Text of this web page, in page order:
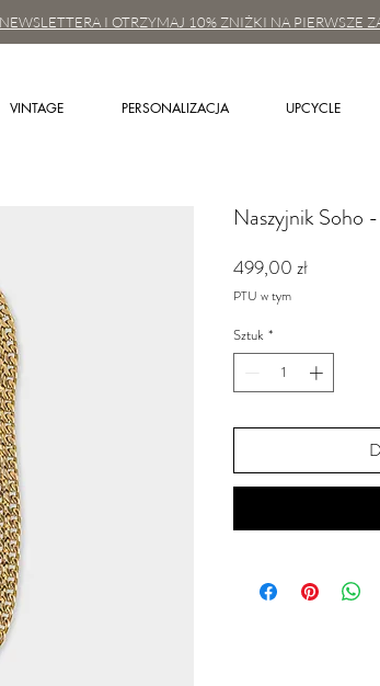
I OTRZYMAJ 10% ZNIŻKI NA PIERWSZE
VINTAGE PERSONALIZACJA UPCYCLE
Naszyjnik Soho
499,00 złCena
PTU w tym
Sztuk *